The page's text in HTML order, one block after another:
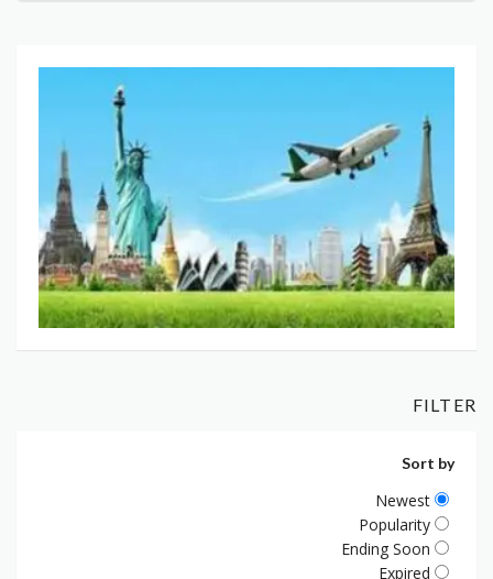
FILTER
Sort by
Newest
Popularity
Ending Soon
Expired